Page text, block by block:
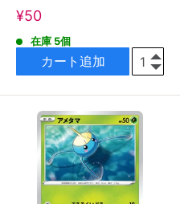
販
価
¥50
在庫 5個
カート追加